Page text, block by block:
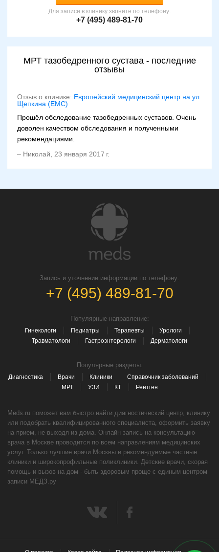
Для записи в клинику звоните по телефону:
+7 (495) 489-81-70
МРТ тазобедренного сустава - последние
отзывы
Отзыв о клинике: Европейский медицинский центр на ул.
Щепкина (ЕМС)
Прошёл обследование тазобедренных суставов. Очень
доволен качеством обследования и полученными
рекомендациями.
– Николай, 23 января 2017 г.
Запись и уточнение информации по телефону:
+7 (495) 489-81-70
Популярные направление:
Гинекологи Педиатры Терапевты
Урологи
Травматологи
Гастроэнтерологи Дерматологи
Популярные разделы:
Диагностика Врачи Клиники
Справочник заболеваний
МРТ
УЗИ КТ Рентген
Meds.ru поможет вам быстро найти диагностический центр, клинику
или подобрать квалифицированного специалиста, оформить заявку
на прием, не выходя из дома. Онлайн запись на консультацию
врача в Москве проводится по всем направлениям медицинских
услуг. Только лучшие врачи Москвы и рекомендуемые частные
клиники и широкопрофильные поликлиники. Детские врачи, скорая
помощь и вызов на дом - быть здоровым проще с единым центром
записи МЕДЗ.ру